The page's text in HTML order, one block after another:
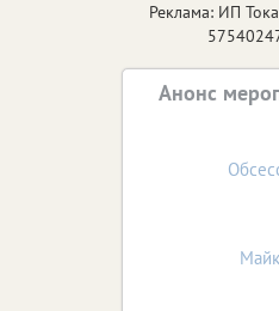
Реклама: ИП
Анонс